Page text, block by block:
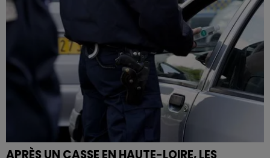
APRÈS UN CASSE EN HAUTE-LOIRE, LES